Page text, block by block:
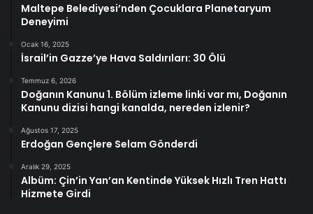
Maltepe Belediyesi’nden Çocuklara Planetaryum
Deneyimi
Ocak 16, 2025
İsrail’in Gazze’ye Hava Saldırıları: 30 Ölü
Temmuz 6, 2026
Doğanın Kanunu 1. Bölüm izleme linki var mı, Doğanın
Kanunu dizisi hangi kanalda, nereden izlenir?
Ağustos 17, 2025
Erdoğan Gençlere Selam Gönderdi
Aralık 29, 2025
Albüm: Çin’in Yan’an Kentinde Yüksek Hızlı Tren Hattı
Hizmete Girdi